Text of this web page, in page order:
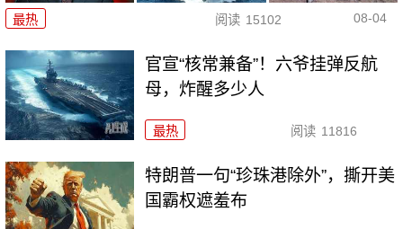
最热 阅读 15102 08-04
官宣“核常兼备”！六爷挂弹反航
母，炸醒多少人
最热 阅读 11816
特朗普一句“珍珠港除外”，撕开美
国霸权遮羞布